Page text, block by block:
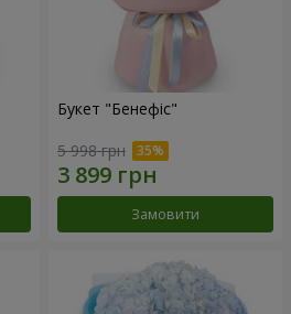
Букет "Бенефіс"
5 998 грн
Замовити